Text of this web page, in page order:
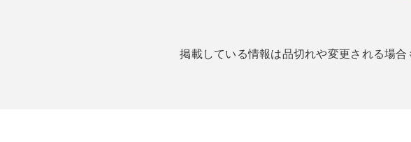
掲載している情報は品切れや変更される場